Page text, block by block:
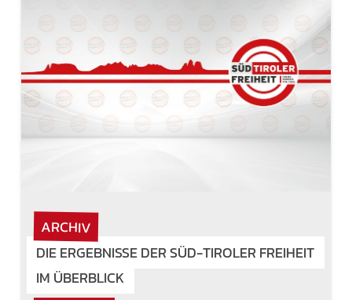
ARCHIV
DIE ERGEBNISSE DER SÜD-TIROLER FREIHEIT
IM ÜBERBLICK